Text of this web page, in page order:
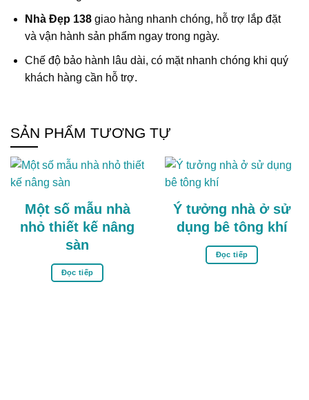
Nhà Đẹp 138giao hàng nhanh chóng, hỗ trợ lắp đặt
và vận hành sản phẩm ngay trong ngày.
Chế độ bảo hành lâu dài, có mặt nhanh chóng khi quý
khách hàng cần hỗ trợ.
SẢN PHẨM TƯƠNG TỰ
Một số mẫu nhà
nhỏ thiết kế nâng
sàn
Đọc tiếp
Ý tưởng nhà ở sử
dụng bê tông khí
Đọc tiếp